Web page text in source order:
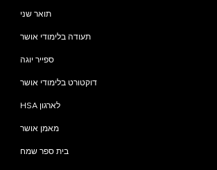
תואר שני
תעודה בלימודי אושר
ספייר יוגה
דוקטורט בלימודי אושר
HSA לארגון
מאמן אושר
בית ספר שמח